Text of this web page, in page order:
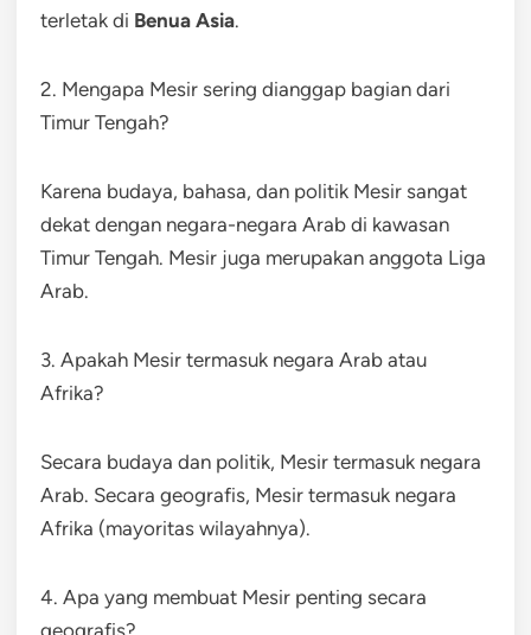
terletak di Benua Asia.
2. Mengapa Mesir sering dianggap bagian dari
Timur Tengah?
Karena budaya, bahasa, dan politik Mesir sangat
dekat dengan negara-negara Arab di kawasan
Timur Tengah. Mesir juga merupakan anggota Liga
Arab.
3. Apakah Mesir termasuk negara Arab atau
Afrika?
Secara budaya dan politik, Mesir termasuk negara
Arab. Secara geografis, Mesir termasuk negara
Afrika (mayoritas wilayahnya).
4. Apa yang membuat Mesir penting secara
geografis?